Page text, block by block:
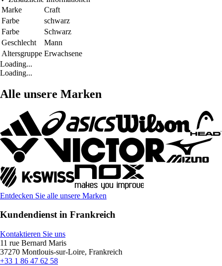
Marke
Craft
Farbe
schwarz
Farbe
Schwarz
Geschlecht
Mann
Altersgruppe Erwachsene
Loading...
Loading...
Alle unsere Marken
Entdecken Sie alle unsere Marken
Kundendienst in Frankreich
Kontaktieren Sie uns
11 rue Bernard Maris
37270 Montlouis-sur-Loire, Frankreich
+33 1 86 47 62 58